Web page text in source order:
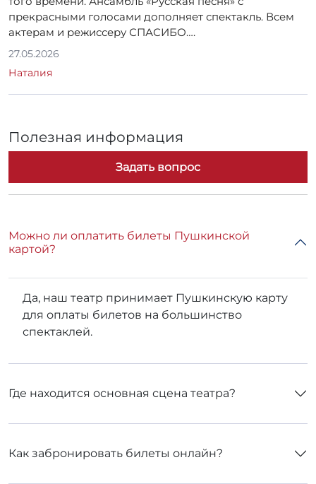
Полезная информация
Можно ли оплатить билеты Пушкинской
для оплаты билетов на большинство
спектаклей.
Где находится основная сцена театра?